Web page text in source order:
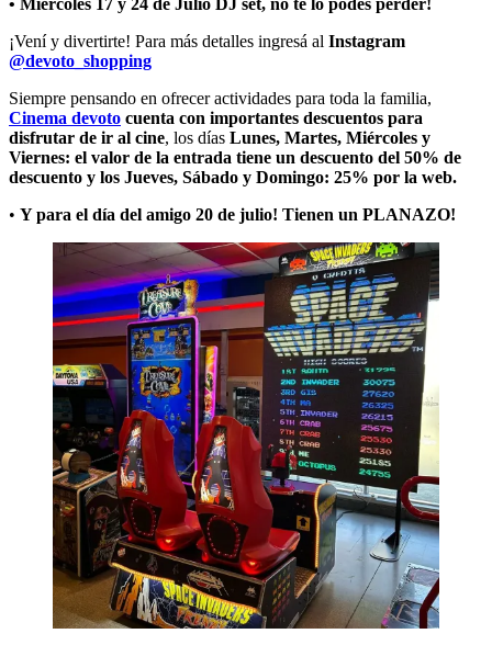
• Miércoles 17 y 24 de Julio DJ set, no te lo podes perder!
¡Vení y divertirte! Para más detalles ingresá al Instagram
@devoto_shopping
Siempre pensando en ofrecer actividades para toda la familia,
Cinema devoto cuenta con importantes descuentos para
disfrutar de ir al cine, los días Lunes, Martes, Miércoles y
Viernes: el valor de la entrada tiene un descuento del 50% de
descuento y los Jueves, Sábado y Domingo: 25% por la web.
• Y para el día del amigo 20 de julio! Tienen un PLANAZO!